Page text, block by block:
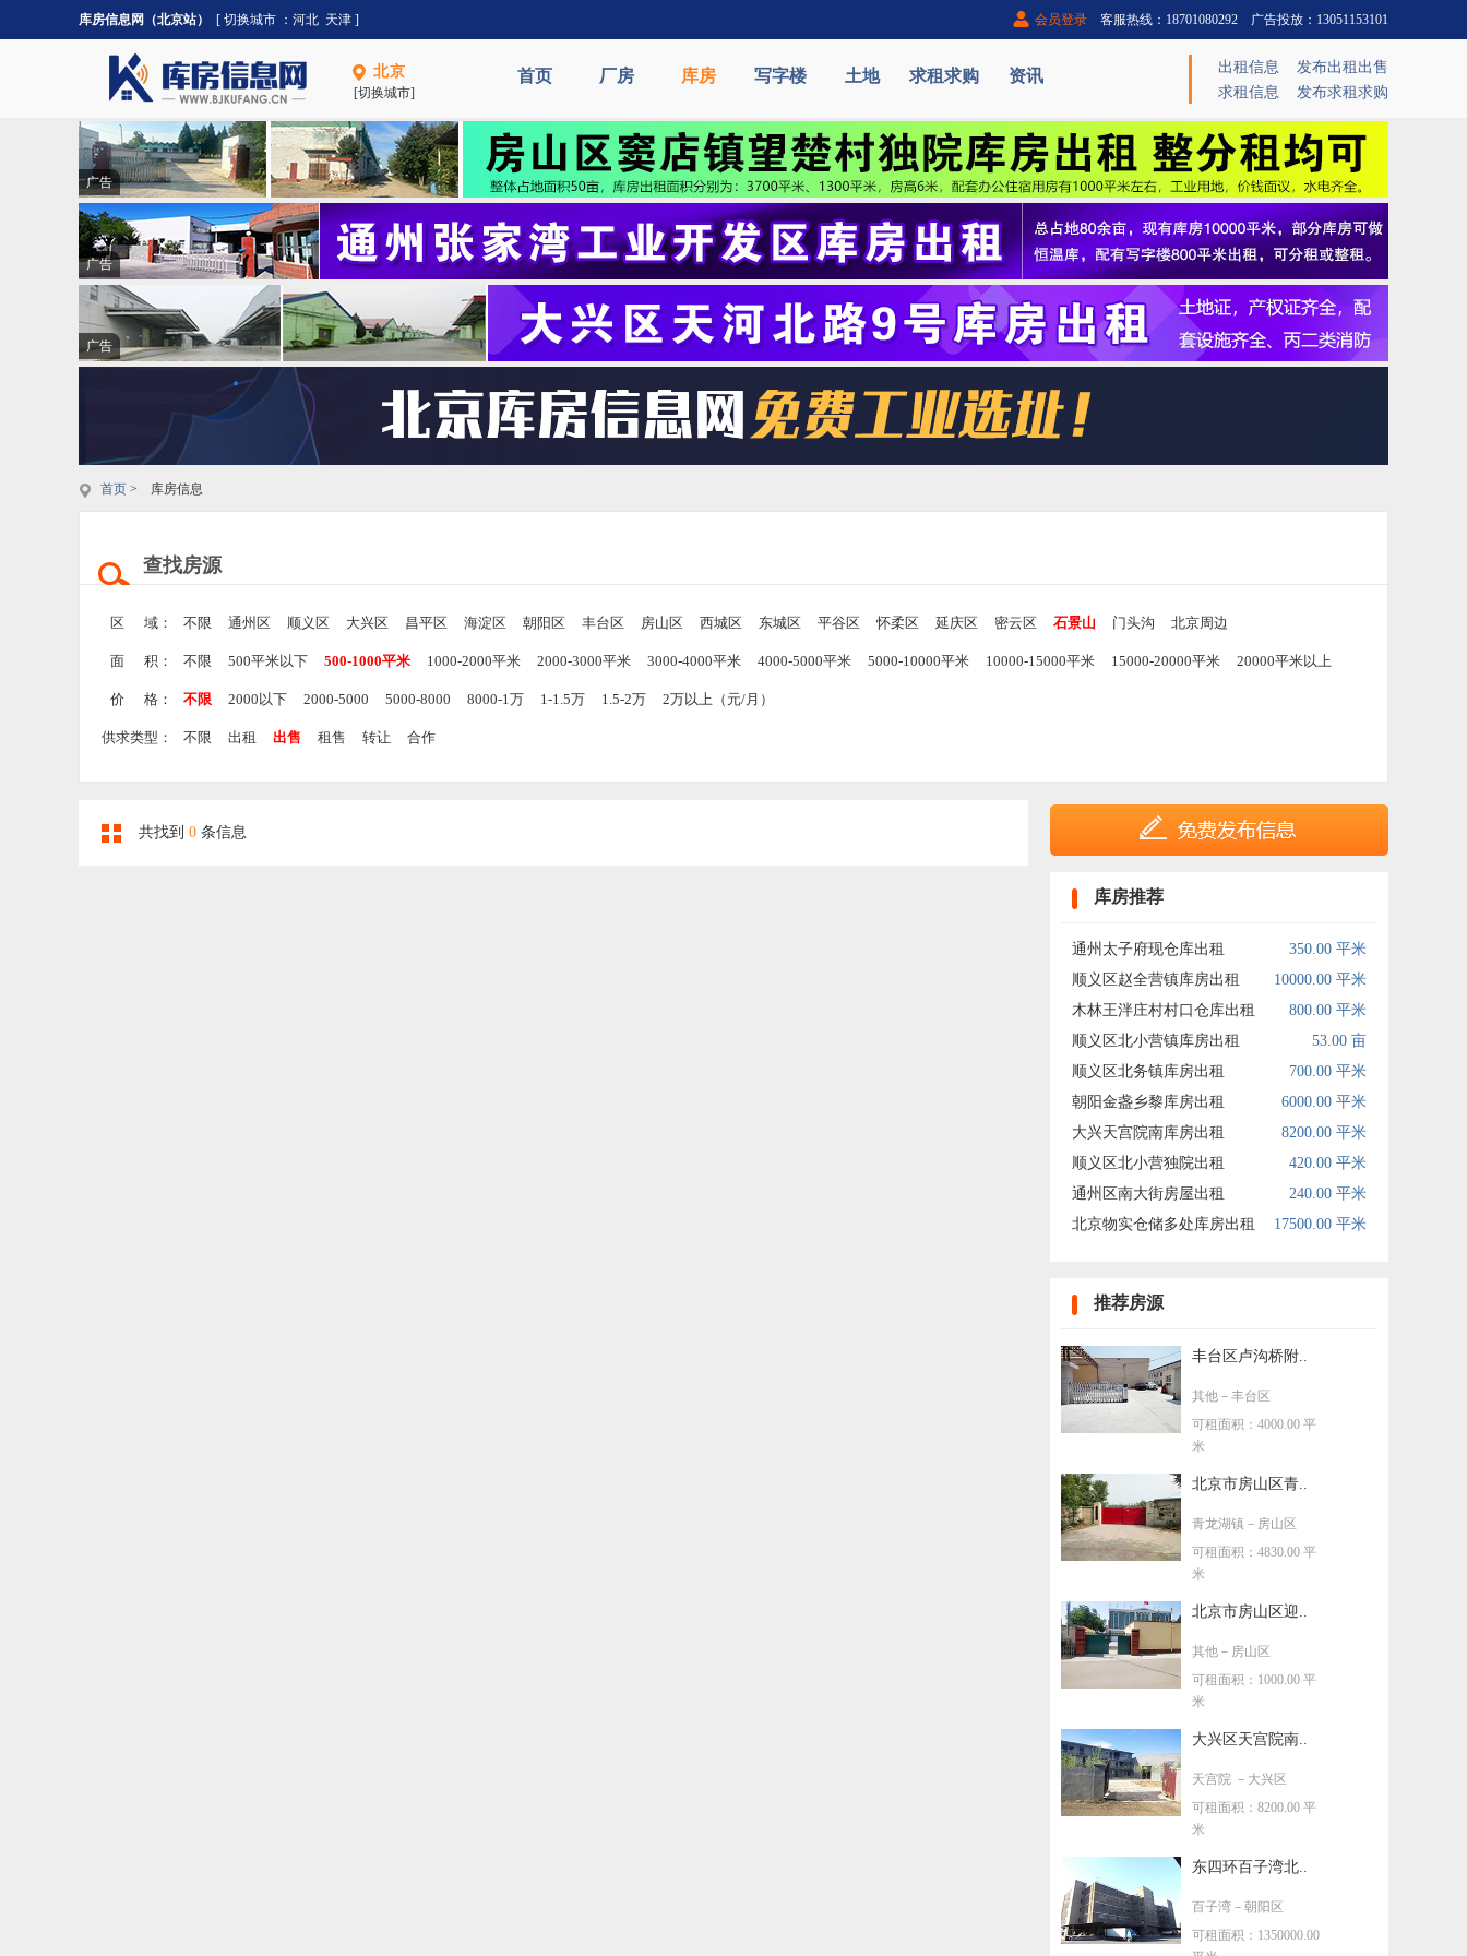
库房信息网（北京站） [ 切换城市 ： 河北 天津 ] 会员登录 客服热线：18701080292 广告投放：13051153101
北京
[切换城市]
首页 厂房 库房 写字楼 土地 求租求购 资讯 出租信息
发布出租出售
求租信息
发布求租求购
广告
广告
广告
首页 > 库房信息
查找房源
区 域： 不限 通州区 顺义区 大兴区 昌平区 海淀区 朝阳区 丰台区 房山区 西城区 东城区 平谷区 怀柔区 延庆区 密云区 石景山 门头沟 北京周边
面 积： 不限 500平米以下 500-1000平米 1000-2000平米 2000-3000平米 3000-4000平米 4000-5000平米 5000-10000平米 10000-15000平米 15000-20000平米 20000平米以上
价 格： 不限 2000以下 2000-5000 5000-8000 8000-1万 1-1.5万 1.5-2万 2万以上（元/月）
供求类型： 不限 出租 出售 租售 转让 合作
共找到 0 条信息
库房推荐
通州太子府现仓库出租
350.00 平米
顺义区赵全营镇库房出租
10000.00 平米
木林王泮庄村村口仓库出租
800.00 平米
顺义区北小营镇库房出租
53.00 亩
顺义区北务镇库房出租
700.00 平米
朝阳金盏乡黎库房出租
6000.00 平米
大兴天宫院南库房出租
8200.00 平米
顺义区北小营独院出租
420.00 平米
通州区南大街房屋出租
240.00 平米
北京物实仓储多处库房出租
17500.00 平米
推荐房源
丰台区卢沟桥附..
其他 －丰台区
可租面积：4000.00 平
米
北京市房山区青..
青龙湖镇 －房山区
可租面积：4830.00 平
米
北京市房山区迎..
其他 －房山区
可租面积：1000.00 平
米
大兴区天宫院南..
天宫院 －大兴区
可租面积：8200.00 平
米
东四环百子湾北..
百子湾 －朝阳区
可租面积：1350000.00